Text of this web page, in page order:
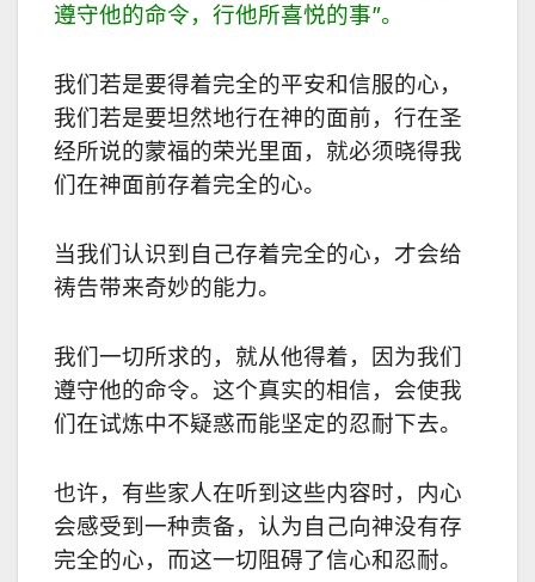
遵守他的命令，行他所喜悦的事”。
我们若是要得着完全的平安和信服的心，
我们若是要坦然地行在神的面前，行在圣
经所说的蒙福的荣光里面，就必须晓得我
们在神面前存着完全的心。
当我们认识到自己存着完全的心，才会给
祷告带来奇妙的能力。
我们一切所求的，就从他得着，因为我们
遵守他的命令。这个真实的相信，会使我
们在试炼中不疑惑而能坚定的忍耐下去。
也许，有些家人在听到这些内容时，内心
会感受到一种责备，认为自己向神没有存
完全的心，而这一切阻碍了信心和忍耐。